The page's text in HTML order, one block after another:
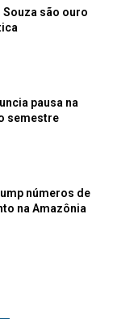
Souza são ouro
pausa na
semestre
números de
na Amazônia